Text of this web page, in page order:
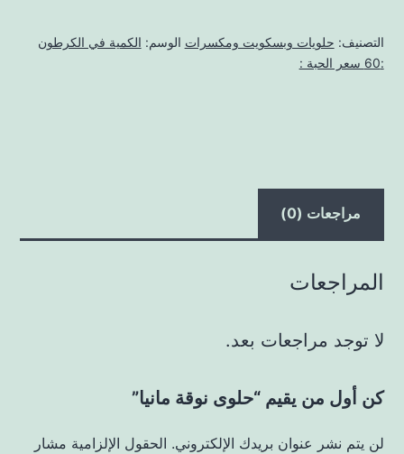
التصنيف: حلويات وبسكويت ومكسرات الوسم: الكمية في الكرطون
:60 سعر الحبة :
مراجعات (0)
المراجعات
لا توجد مراجعات بعد.
كن أول من يقيم “حلوى نوقة مانيا”
لن يتم نشر عنوان بريدك الإلكتروني. الحقول الإلزامية مشار